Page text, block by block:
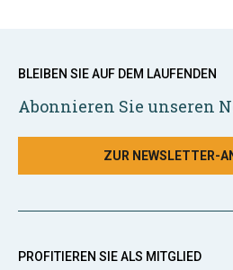
BLEIBEN SIE AUF DEM LAUFENDEN
Abonnieren Sie unseren
ZUR NEWSLETTER-
PROFITIEREN SIE ALS MITGLIED